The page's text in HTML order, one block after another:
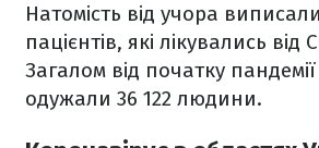
Натомість від учора
пацієнтів, які лікувались від
Загалом від початку пандемії
одужали 36 122 людини.